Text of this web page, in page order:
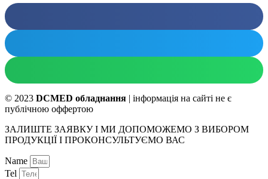
© 2023 DCMED обладнання | інформація на сайті не є
публічною оффертою
ЗАЛИШТЕ ЗАЯВКУ І МИ ДОПОМОЖЕМО З ВИБОРОМ
ПРОДУКЦІЇ І ПРОКОНСУЛЬТУЄМО ВАС
Name
Tel